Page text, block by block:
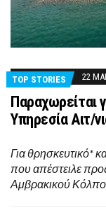
TOP STORIES 22
Παραχωρείται
Υπηρεσία Αιτ/
Για θρησκευτικό*
που απέστειλε
Αμβρακικού